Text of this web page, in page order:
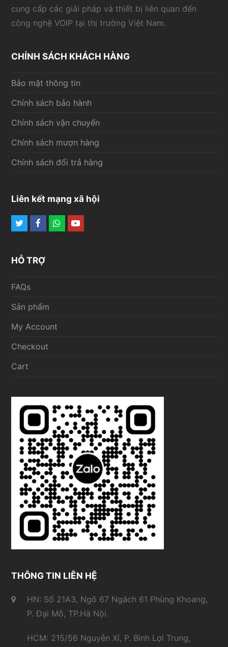
cung cấp các giải pháp và thiết bị liên quan đến
công nghệ VOIP tại thị trường Việt Nam.
CHÍNH SÁCH KHÁCH HÀNG
Bảo mật thông tin
Chính sách bảo hành
Chính sách vận chuyển
Chính sách mượn hàng
Chính sách đổi trả hàng
Liên kết mạng xã hội
TwitterFacebook
Whatsapp
Youtube
HỖ TRỢ
FAQs
Sản phẩm
My Account
Checkout
Cart
THÔNG TIN LIÊN HỆ
HN: Số 21A3, Ngõ 67 Ngách 61 Phùng Khoang,
P. Đại Mỗ, TP.Hà Nội.
HCM: 215/56 Nguyễn Xí, P. Bình Lợi Trung,